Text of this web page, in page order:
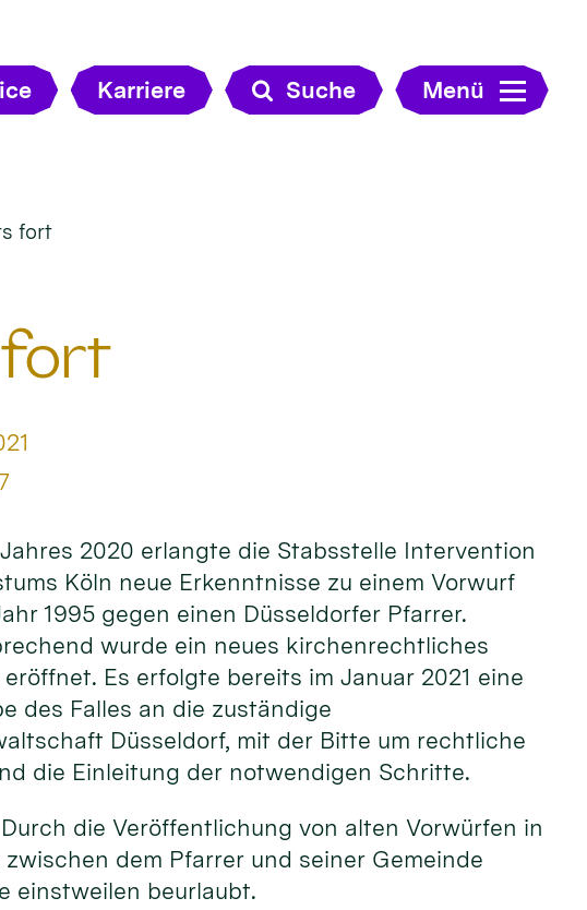
Karriere Suche Menü
fort
fort
2020 erlangte die Stabsstelle Intervention
Köln neue Erkenntnisse zu einem Vorwurf
1995 gegen einen Düsseldorfer Pfarrer.
wurde ein neues kirchenrechtliches
Es erfolgte bereits im Januar 2021 eine
des Falles an die zuständige
Düsseldorf, mit der Bitte um rechtliche
die Einleitung der notwendigen Schritte.
die Veröffentlichung von alten Vorwürfen in
dem Pfarrer und seiner Gemeinde
einstweilen beurlaubt.